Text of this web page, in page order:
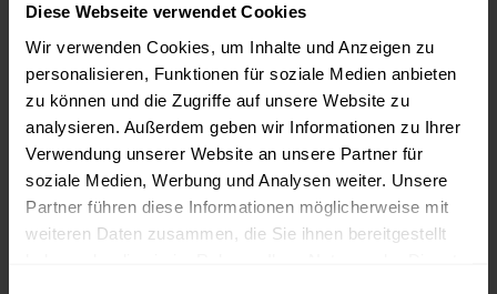
Diese Webseite verwendet Cookies
Wir verwenden Cookies, um Inhalte und Anzeigen zu
personalisieren, Funktionen für soziale Medien anbieten
zu können und die Zugriffe auf unsere Website zu
analysieren. Außerdem geben wir Informationen zu Ihrer
Verwendung unserer Website an unsere Partner für
soziale Medien, Werbung und Analysen weiter. Unsere
Partner führen diese Informationen möglicherweise mit
weiteren Daten zusammen, die Sie ihnen bereitgestellt
154,96 €
3.000 Liter
153,40 €
153,40 €
0,00 €
5.000 Liter
152,41 €
152,41 €
0,00 €
Preise für Heizöl in Standardqualität nach Ö-Norm C 1109 in € / 100
Liter inkl. MwSt. und Lieferung bei einer Lieferstelle.